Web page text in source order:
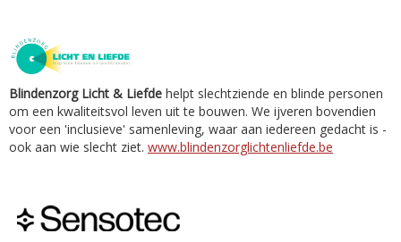
Blindenzorg Licht & Liefde helpt slechtziende en blinde personen
om een kwaliteitsvol leven uit te bouwen. We ijveren bovendien
voor een 'inclusieve' samenleving, waar aan iedereen gedacht is -
ook aan wie slecht ziet. www.blindenzorglichtenliefde.be